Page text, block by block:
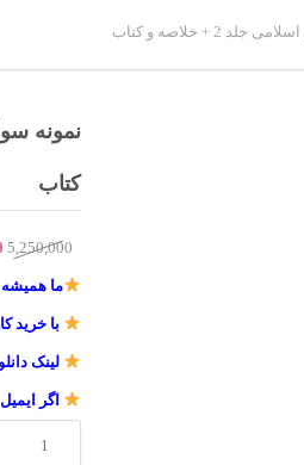
خلاصه و کتاب
کتاب
5,250,000
ما همیشه
با خرید
لینک
اگر